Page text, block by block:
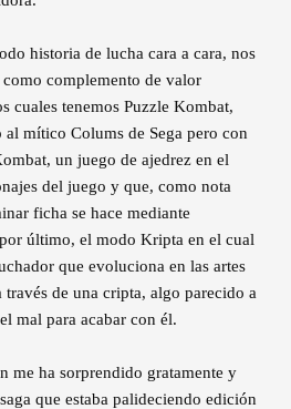
historia de lucha cara a cara, nos
complemento de valor
cuales tenemos Puzzle Kombat,
mítico Colums de Sega pero con
un juego de ajedrez en el
del juego y que, como nota
ficha se hace mediante
último, el modo Kripta en el cual
que evoluciona en las artes
través de una cripta, algo parecido a
mal para acabar con él.
me ha sorprendido gratamente y
que estaba palideciendo edición